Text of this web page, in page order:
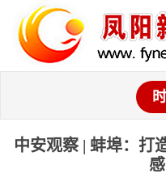
中安观察 | 蚌埠：打